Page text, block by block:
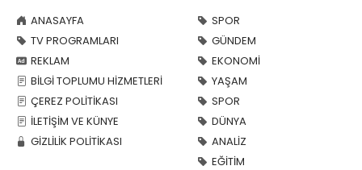
ANASAYFA
TV PROGRAMLARI
REKLAM
BİLGİ TOPLUMU HİZMETLERİ
ÇEREZ POLİTİKASI
İLETİŞİM VE KÜNYE
GİZLİLİK POLİTİKASI
SPOR
GÜNDEM
EKONOMİ
YAŞAM
SPOR
DÜNYA
ANALİZ
EĞİTİM